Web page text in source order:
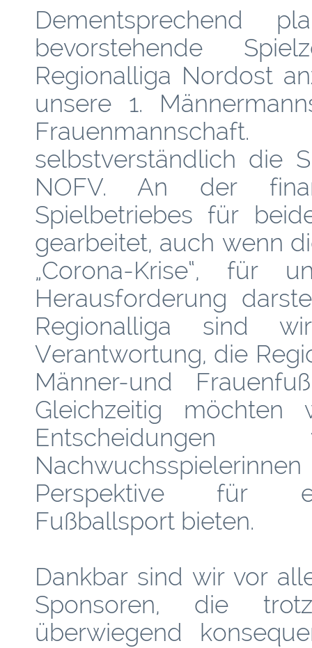
bevorstehende
Regionalliga Nordost
unsere 1.
selbstverständlich die
NOFV. An der
Spielbetriebes für
gearbeitet, auch wenn
„Corona-Krise“, für
Herausforderung
Regionalliga sind
Verantwortung, die
Männer-und
Gleichzeitig
Perspektive für
Fußballsport bieten.
Dankbar sind wir vor
Sponsoren, die
überwiegend